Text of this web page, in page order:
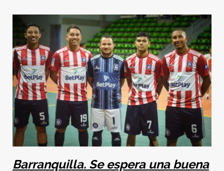
Barranquilla. Se espera una buena